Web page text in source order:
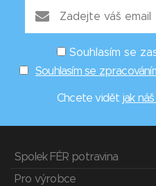
Souhlasím se
Souhlasím se
Chcete vidět jak
Spolek FÉR potravina
Pro výrobce